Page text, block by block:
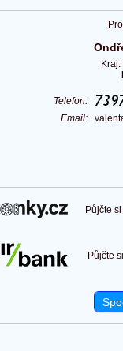
Telefon:
Email:
Půjčte
Půjčte